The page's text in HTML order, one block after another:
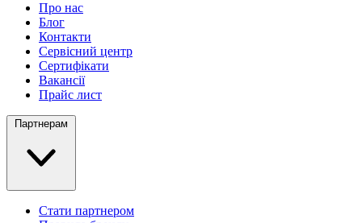
Про нас
Блог
Контакти
Сервісний центр
Сертифікати
Вакансії
Прайс лист
Партнерам
Стати партнером